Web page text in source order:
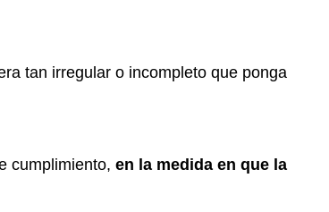
refugio
tan irregular o incompleto que ponga
cumplimiento, en la medida en que la